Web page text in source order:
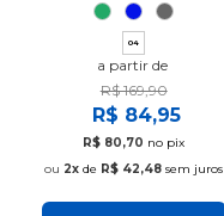
04
a partir de
R$ 169,90
R$ 84,95
R$ 80,70 no pix
2x de R$ 42,48 sem juros